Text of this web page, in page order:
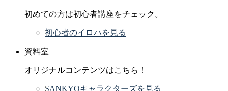
初めての方は初心者講座をチェック。
初心者のイロハを見る
資料室
オリジナルコンテンツはこちら！
SANKYOキャラクターズを見る